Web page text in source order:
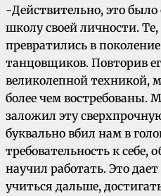
-Действительно, это
школу своей личности.
превратились в
танцовщиков. Повторив
великолепной техникой,
более чем
заложил эту
буквально вбил нам в
требовательность к себе,
научил работать. Это
учиться дальше,